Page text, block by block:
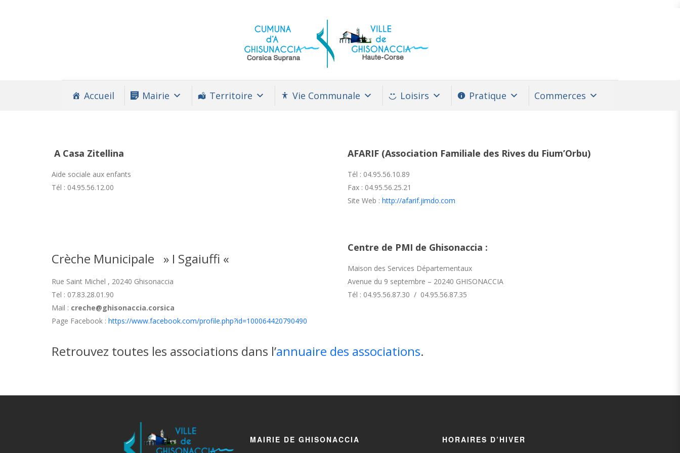
Accueil Mairie Territoire Vie Communale Loisirs Pratique Commerces
A Casa Zitellina
Aide sociale aux enfants
Tél : 04.95.56.12.00
AFARIF (Association Familiale des Rives du Fium’Orbu)
Tél : 04.95.56.10.89
Fax : 04.95.56.25.21
Site Web : http://afarif.jimdo.com
Crèche Municipale » I Sgaiuffi «
Rue Saint Michel , 20240 Ghisonaccia
Tel : 07.83.28.01.90
Mail : creche@ghisonaccia.corsica
Page Facebook : https://www.facebook.com/profile.php?id=100064420790490
Centre de PMI de Ghisonaccia :
Maison des Services Départementaux
Avenue du 9 septembre – 20240 GHISONACCIA
Tél : 04.95.56.87.30 / 04.95.56.87.35
Retrouvez toutes les associations dans l’annuaire des associations.
MAIRIE DE GHISONACCIA HORAIRES D’HIVER